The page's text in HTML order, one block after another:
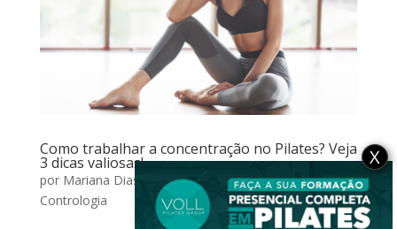
Como trabalhar a concentração no Pilates? Veja
3 dicas valiosas!
por Mariana Dias dez 20, 2023 |Reflexão da
Contrologia
X